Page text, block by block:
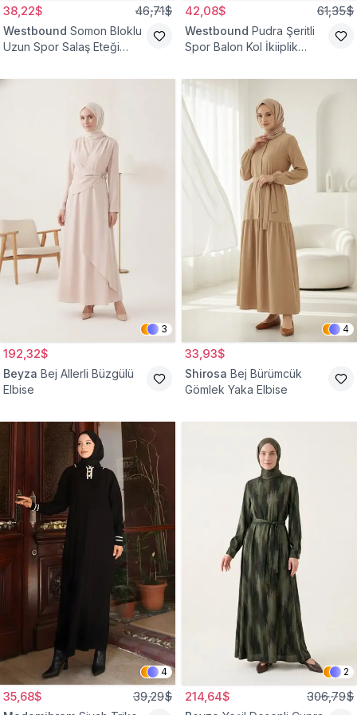
38,22$ 46,71$
Westbound Somon Bloklu
Uzun Spor Salaş Eteği
42,08$ 61,35$
Westbound Pudra Şeritli
Spor Balon Kol İkiiplik
3
192,32$
Beyza Bej Allerli Büzgülü
Elbise
4
33,93$
Shirosa Bej Bürümcük
Gömlek Yaka Elbise
4
35,68$ 39,29$
2
214,64$ 306,79$